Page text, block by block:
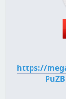
https://